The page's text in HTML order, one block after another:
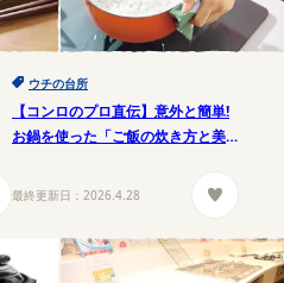
ウチの台所
【コンロのプロ直伝】意外と簡単!
お鍋を使った「ご飯の炊き方と美
最終更新日： 2026.4.28